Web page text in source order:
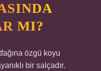
MI?
özgü koyu
bir salçadır.